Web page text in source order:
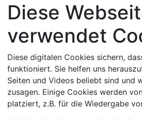
Diese
verwendet
Diese digitalen Cookies sichern,
funktioniert. Sie helfen uns
Seiten und Videos beliebt sind und
zusagen. Einige Cookies werden
platziert, z.B. für die Wiedergabe